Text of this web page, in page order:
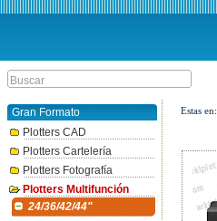
Gran Formato
Plotters CAD
Plotters Cartelería
Plotters Fotografía
Plotters Multifunción
24/36/42/44"
Estas en: